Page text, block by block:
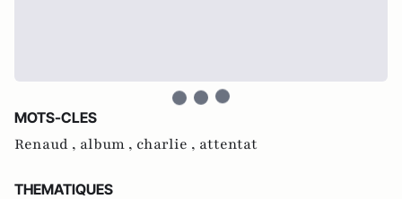
MOTS-CLES
Renaud , album , charlie , attentat
THEMATIQUES